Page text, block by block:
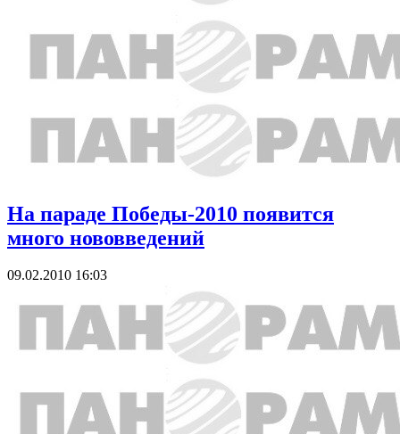
На параде Победы-2010 появится
много нововведений
09.02.2010 16:03